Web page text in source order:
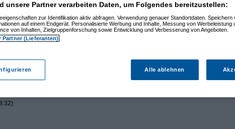
(Nagelfaram 11.07.2006, 13:41:09)
(Nagelfaram 11.07.2006, 13:42:40)
unsere Partner verarbeiten Daten, um Folgendes bereitzustellen:
zur Identifikation aktiv abfragen. Verwendung genauer Standortdaten. Speichern
auf einem Endgerät. Personalisierte Werbung und Inhalte, Messung von Werbeleistung
von Inhalten, Zielgruppenforschung sowie Entwicklung und Verbesserung von Angeboten.
Partner (Lieferanten)
Alle ablehnen